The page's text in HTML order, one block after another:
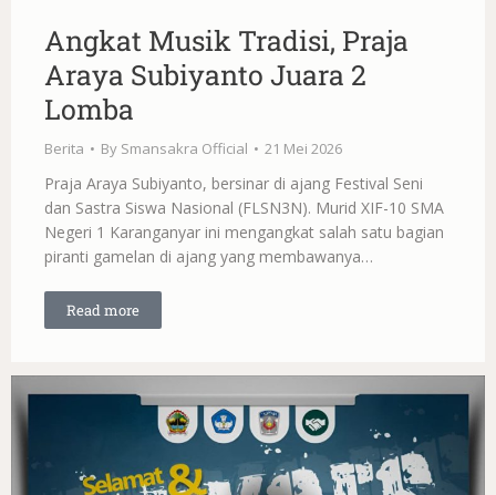
Angkat Musik Tradisi, Praja
Araya Subiyanto Juara 2
Lomba
Berita By Smansakra Official 21 Mei 2026
Praja Araya Subiyanto, bersinar di ajang Festival Seni
dan Sastra Siswa Nasional (FLSN3N). Murid XIF-10 SMA
Negeri 1 Karanganyar ini mengangkat salah satu bagian
piranti gamelan di ajang yang membawanya…
Read more